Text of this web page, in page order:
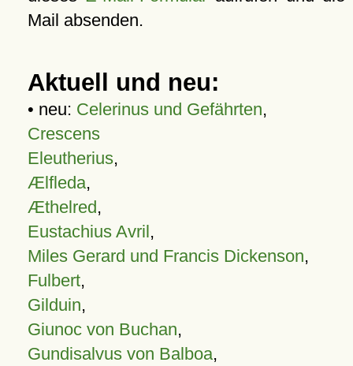
Mail absenden.
Aktuell und neu:
• neu: Celerinus und Gefährten,
Crescens
Eleutherius,
Ælfleda,
Æthelred,
Eustachius Avril,
Miles Gerard und Francis Dickenson,
Fulbert,
Gilduin,
Giunoc von Buchan,
Gundisalvus von Balboa,